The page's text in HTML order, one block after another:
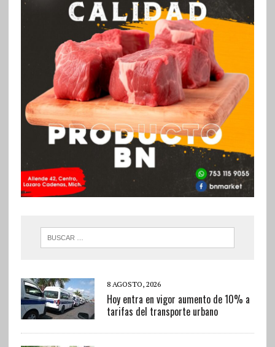
8 AGOSTO, 2026
Hoy entra en vigor aumento de 10% a
tarifas del transporte urbano